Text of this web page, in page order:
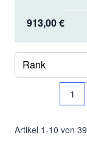
913,00 €
Artikel 1-10 von
Sie
1